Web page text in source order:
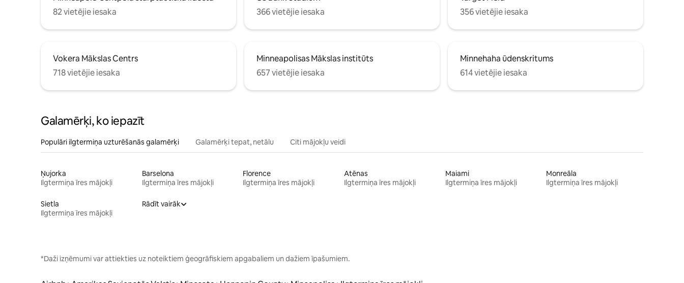
82 vietējie iesaka
366 vietējie iesaka
356 vietējie iesaka
Vokera Mākslas Centrs
718 vietējie iesaka
Minneapolisas Mākslas institūts
657 vietējie iesaka
Minnehaha ūdenskritums
614 vietējie iesaka
Galamērķi, ko iepazīt
Populāri ilgtermiņa uzturēšanās galamērķi Galamērķi tepat, netālu Citi mājokļu veidi
Ņujorka
Ilgtermiņa īres mājokļi
Barselona
Ilgtermiņa īres mājokļi
Florence
Ilgtermiņa īres mājokļi
Atēnas
Ilgtermiņa īres mājokļi
Maiami
Ilgtermiņa īres mājokļi
Monreāla
Ilgtermiņa īres mājokļi
Sietla
Ilgtermiņa īres mājokļi
Rādīt vairāk
*Daži izņēmumi var attiekties uz noteiktiem ģeogrāfiskiem apgabaliem un dažiem īpašumiem.